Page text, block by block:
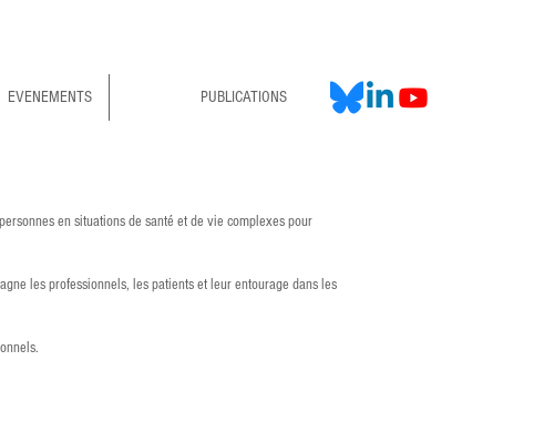
EVENEMENTS PUBLICATIONS
en situations de santé et de vie complexes pour
les professionnels, les patients et leur entourage dans les